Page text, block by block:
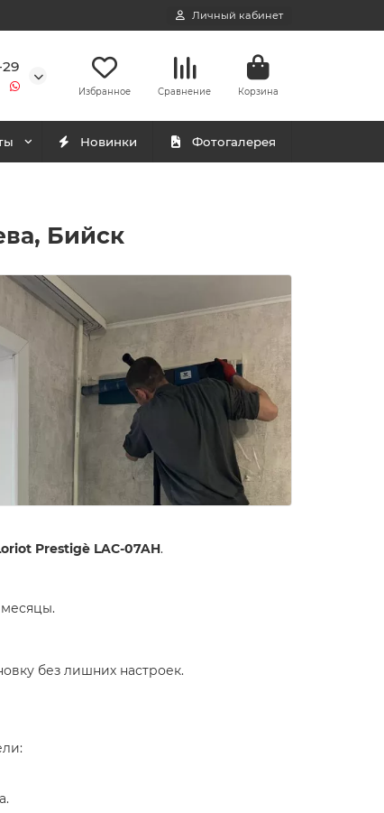
Личный кабинет
29
Избранное Сравнение Корзина
Новинки Фотогалерея
Бийск
Prestigè LAC-07AH.
без лишних настроек.